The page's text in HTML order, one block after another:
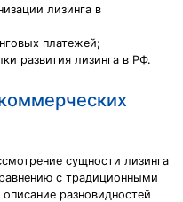
лизинга в
платежей;
развития лизинга в РФ.
сущности лизинга
с традиционными
разновидностей